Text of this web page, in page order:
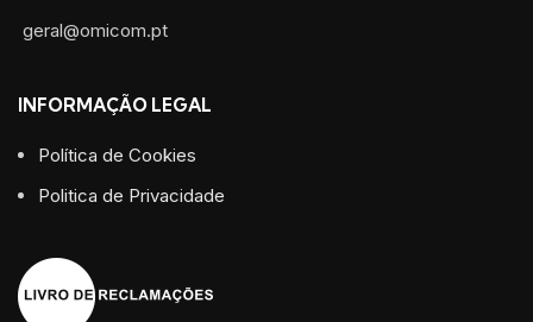
geral@omicom.pt
INFORMAÇÃO LEGAL
Política de Cookies
Politica de Privacidade